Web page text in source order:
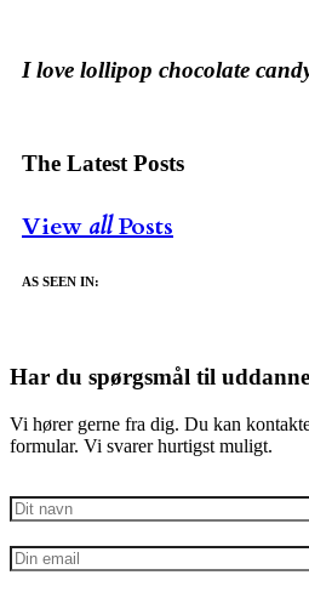
I love lollipop chocolate
The Latest Posts
View allPosts
AS SEEN IN:
Har du spørgsmål til
Vi hører gerne fra dig. Du kan
formular. Vi svarer hurtigst muligt.